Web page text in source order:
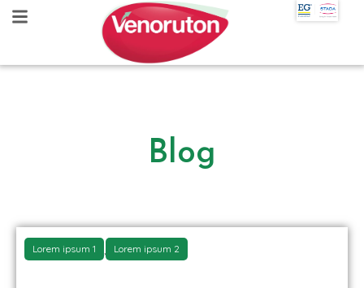
Blog
Lorem ipsum 1 , Lorem ipsum 2